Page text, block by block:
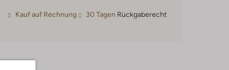
Kauf auf Rechnung 30 Tagen Rückgaberecht